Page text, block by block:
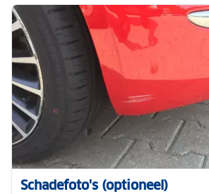
Schadefoto's (optioneel)